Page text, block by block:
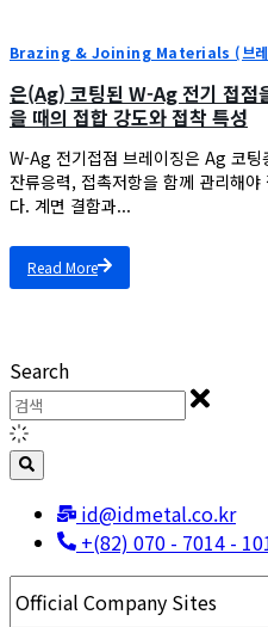
Brazing & Joining Materials (브레
은(Ag) 코팅된 W-Ag 전기 접점
을 때의 접합 강도와 접착 특성
W-Ag 전기접점 브레이징은 Ag 코
잔류응력, 접촉저항을 함께 관리해
다. 계면 결함과...
Read More
Search
id@idmetal.co.kr
+(82) 070 - 7014 -